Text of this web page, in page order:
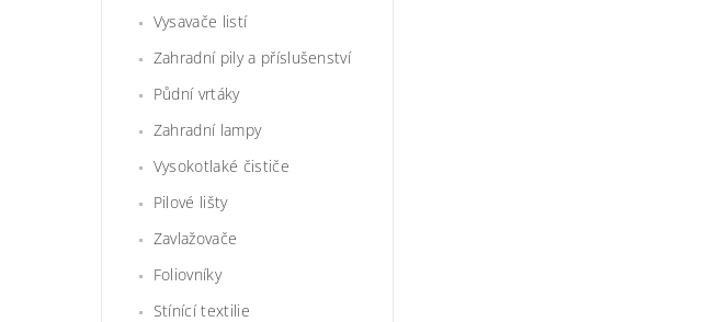
Vysavače listí
Zahradní pily a příslušenství
Půdní vrtáky
Zahradní lampy
Vysokotlaké čističe
Pilové lišty
Zavlažovače
Foliovníky
Stínící textilie